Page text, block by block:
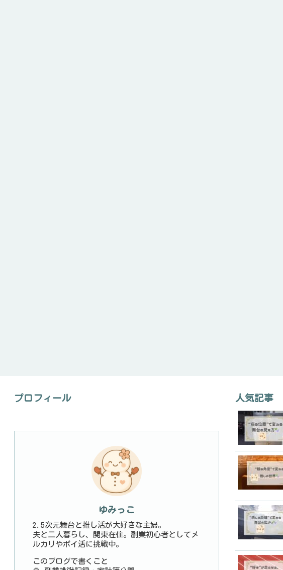
プロフィール
ゆみっこ
2.5次元舞台と推し活が大好きな主婦。
夫と二人暮らし、関東在住。副業初心者としてメ
ルカリやポイ活に挑戦中。
このブログで書くこと
人気記事